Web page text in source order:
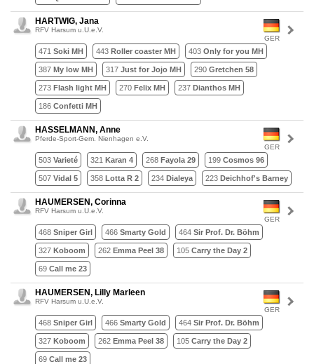
GER
HARTWIG, Jana
RFV Harsum u.U.e.V.
471 Soki MH 443 Roller coaster MH 403 Only for you MH
387 My low MH 317 Just for Jojo MH 290 Gretchen 58
273 Flash light MH 270 Felix MH 237 Dianthos MH
186 Confetti MH
GER
HASSELMANN, Anne
Pferde-Sport-Gem. Nienhagen e.V.
503 Varieté 321 Karan 4 268 Fayola 29 199 Cosmos 96
507 Vidal 5 358 Lotta R 2 234 Dialeya 223 Deichhof's Barney
GER
HAUMERSEN, Corinna
RFV Harsum u.U.e.V.
468 Sniper Girl 466 Smarty Gold 464 Sir Prof. Dr. Böhm
327 Koboom 262 Emma Peel 38 105 Carry the Day 2
69 Call me 23
GER
HAUMERSEN, Lilly Marleen
RFV Harsum u.U.e.V.
468 Sniper Girl 466 Smarty Gold 464 Sir Prof. Dr. Böhm
327 Koboom 262 Emma Peel 38 105 Carry the Day 2
69 Call me 23